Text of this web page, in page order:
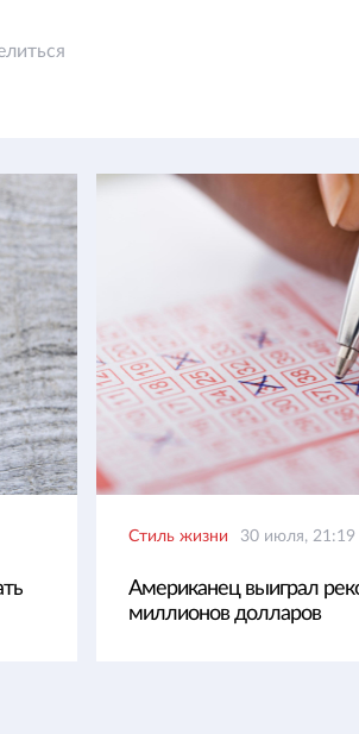
Стиль жизни 30 июля, 21:19
Американец выиграл
миллионов долларов